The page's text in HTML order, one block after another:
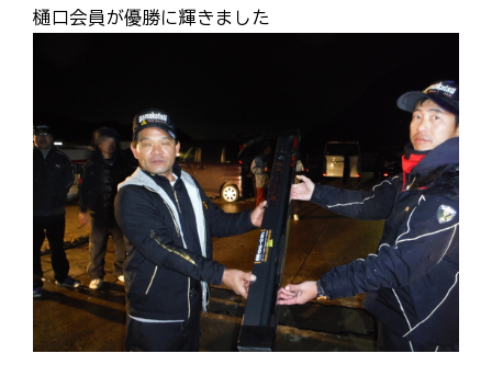
樋口会員が優勝に輝きました